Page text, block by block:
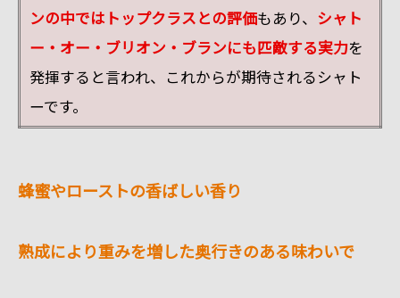
ンの中ではトップクラスとの評価もあり、 シャト
ー・オー・ブリオン・ブランにも匹敵する実力を
発揮すると言われ、
これからが期待されるシャト
ーです。
蜂蜜やローストの香ばしい香り
熟成により重みを増した奥行きのある味わいで